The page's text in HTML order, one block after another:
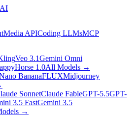
Media APICoding LLMsMCP
Veo 3.1Gemini Omni
1.0All Models →
BananaFLUXMidjourney
SonnetClaude FableGPT-5.5GPT-
3.5 FastGemini 3.5
→